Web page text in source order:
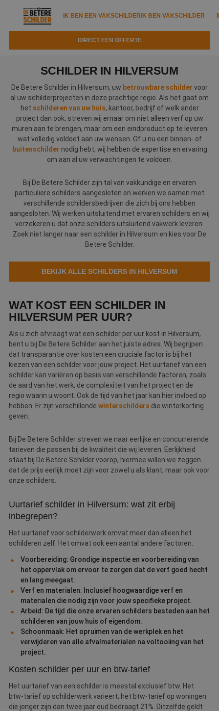
IK BEN EEN VAKSCHILDERIK BEN VAKSCHILDER
DIRECT EEN OFFERTE
Tools
Kennisbank
Infopakket
Verfspuitbedrijf?
Zoeken naar een schilder
Tips
Garantie
Waarom de betere schilder?
Binnenschilderwerk
DIRECT EEN OFFERTE
Over ons
Nieuws & blog
Vacatures
Veelgestelde vragen
SCHILDER IN HILVERSUM
De Betere Schilder in Hilversum, uw betrouwbare schilder voor
al uw schilderprojecten in deze prachtige regio. Als het gaat om
het schilderen van uw huis, kantoor, bedrijf of welk ander
project dan ook, streven wij ernaar om niet alleen verf op uw
muren aan te brengen, maar om een eindproduct op te leveren
wat volledig voldoet aan uw wensen. Of u nu een binnen- of
buitenschilder nodig hebt, wij hebben de expertise en ervaring
om aan al uw verwachtingen te voldoen.
Bij De Betere Schilder zijn tal van vakkundige en ervaren
particuliere schilders aangesloten en werken we samen met
verschillende schildersbedrijven die zich bij ons hebben
aangesloten. Wij werken uitsluitend met ervaren schilders en wij
verzekeren u dat onze schilders uitsluitend vakwerk leveren.
Zoek niet langer naar een schilder in Hilversum en kies voor De
Betere Schilder.
BEKIJK ALLE SCHILDERS IN HILVERSUM
WAT KOST EEN SCHILDER IN
HILVERSUM PER UUR?
Als u zich afvraagt wat een schilder per uur kost in Hilversum,
bent u bij De Betere Schilder aan het juiste adres. Wij begrijpen
dat transparantie over kosten een cruciale factor is bij het
kiezen van een schilder voor jouw project. Het uurtarief van een
schilder kan variëren op basis van verschillende factoren, zoals
de aard van het werk, de complexiteit van het project en de
regio waarin u woont. Ook de tijd van het jaar kan hier invloed op
hebben. Er zijn verschillende winterschilders die winterkorting
geven.
Bij De Betere Schilder streven we naar eerlijke en concurrerende
tarieven die passen bij de kwaliteit die wij leveren. Eerlijkheid
staat bij De Betere Schilder voorop, hiermee willen we zeggen
dat de prijs eerlijk moet zijn voor zowel u als klant, maar ook voor
onze schilders.
Uurtarief schilder in Hilversum: wat zit erbij
inbegrepen?
Het uurtarief voor schilderwerk omvat meer dan alleen het
schilderen zelf. Het omvat ook een aantal andere factoren:
Voorbereiding: Grondige inspectie en voorbereiding van
het oppervlak om ervoor te zorgen dat de verf goed hecht
en lang meegaat.
Verf en materialen: Inclusief hoogwaardige verf en
materialen die nodig zijn voor jouw specifieke project.
Arbeid: De tijd die onze ervaren schilders besteden aan het
schilderen van jouw huis of eigendom.
Schoonmaak: Het opruimen van de werkplek en het
verwijderen van alle afvalmaterialen na voltooiing van het
project.
Kosten schilder per uur en btw-tarief
Het uurtarief van een schilder is meestal exclusief btw. Het
btw-tarief op schilderwerk varieert; het btw-tarief op woningen
die jonger zijn dan twee jaar oud bedraagt 21%. Ditzelfde geldt